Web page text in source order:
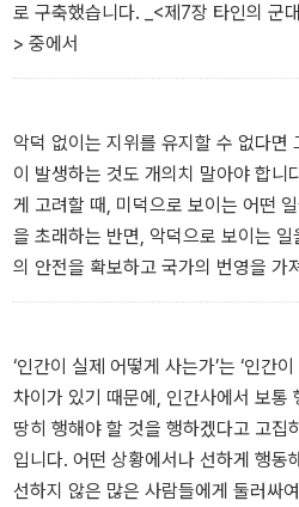
로 구축했습니다. _<제7장 타인의 군
> 중에서
악덕 없이는 지위를 유지할 수 없다면
이 발생하는 것도 개의치 말아야 합니
게 고려할 때, 미덕으로 보이는 어떤
을 초래하는 반면, 악덕으로 보이는
의 안전을 확보하고 국가의 번영을 가
다. _<제15장 사람들, 특히 군주가 칭
‘인간이 실제 어떻게 사는가’는 ‘인간
차이가 있기 때문에, 인간사에서 보통
땅히 행해야 할 것을 행하겠다고 고집
입니다. 어떤 상황에서나 선하게 행동
선하지 않은 많은 사람들에게 둘러싸